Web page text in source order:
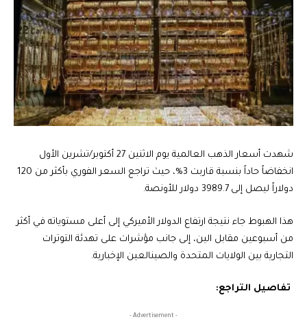
شهدت أسعار الذهب العالمية يوم الاثنين 27 أكتوبر/تشرين الأول
انخفاضاً حاداً بنسبة قاربت 3%، حيث تراجع السعر الفوري بأكثر من 120
دولاراً ليصل إلى 3989.7 دولار للأونصة.
هذا الهبوط جاء نتيجة ارتفاع الدولار الأميركي إلى أعلى مستوياته في أكثر
من أسبوعين مقابل الين، إلى جانب مؤشرات على تهدئة التوترات
التجارية بين الولايات المتحدة والصينالعين الإخبارية.
تفاصيل التراجع:
- Advertisement -